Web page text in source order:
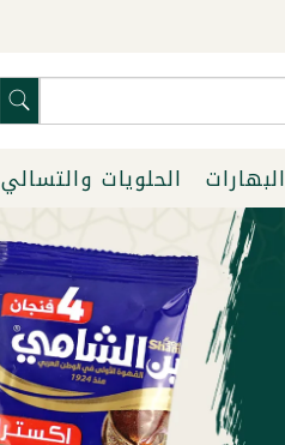
البهارات الحلويات والتسالي